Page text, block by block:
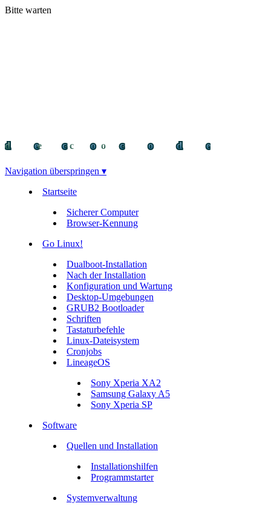
Bitte warten
decocode
decocode
deco
Navigation überspringen ▾
Startseite
Sicherer Computer
Browser-Kennung
Go Linux!
Dualboot-Installation
Nach der Installation
Konfiguration und Wartung
Desktop-Umgebungen
GRUB2 Bootloader
Schriften
Tastaturbefehle
Linux-Dateisystem
Cronjobs
LineageOS
Sony Xperia XA2
Samsung Galaxy A5
Sony Xperia SP
Software
Quellen und Installation
Installationshilfen
Programmstarter
Systemverwaltung